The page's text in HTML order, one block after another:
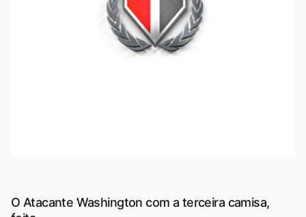
O Atacante Washington com a terceira camisa,